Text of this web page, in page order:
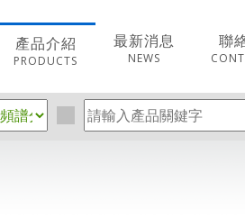
產品介紹
PRODUCTS
最新消息
NEWS
聯